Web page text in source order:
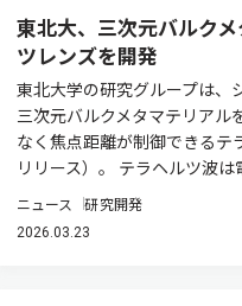
東北大、三次元バルク
ツレンズを開発
東北大学の研究グループは、
三次元バルクメタマテリアル
なく焦点距離が制御できるテ
リリース）。 テラヘルツ波
ニュース 研究開発
2026.03.23